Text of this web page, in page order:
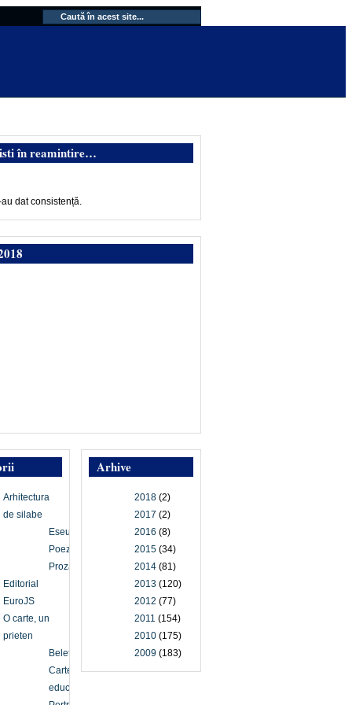
în reamintire…
dat consistență.
Arhive
2018 (2)
2017 (2)
2016 (8)
2015 (34)
2014 (81)
2013 (120)
2012 (77)
2011 (154)
2010 (175)
2009 (183)
Arhitectura
de silabe
Eseu
Poezie
Proză
Editorial
EuroJS
O carte, un
prieten
Beletristică
Carte
educațională